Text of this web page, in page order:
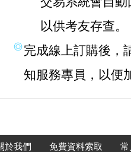
以供考友存查。
完成線上訂購後，
知服務專員，以便
於我們 免費資料索取 常